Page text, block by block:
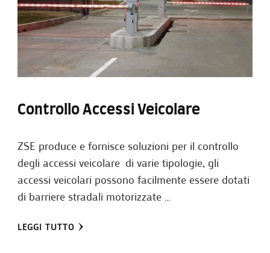
Controllo Accessi Veicolare
ZSE produce e fornisce soluzioni per il controllo
degli accessi veicolare di varie tipologie, gli
accessi veicolari possono facilmente essere dotati
di barriere stradali motorizzate …
LEGGI TUTTO